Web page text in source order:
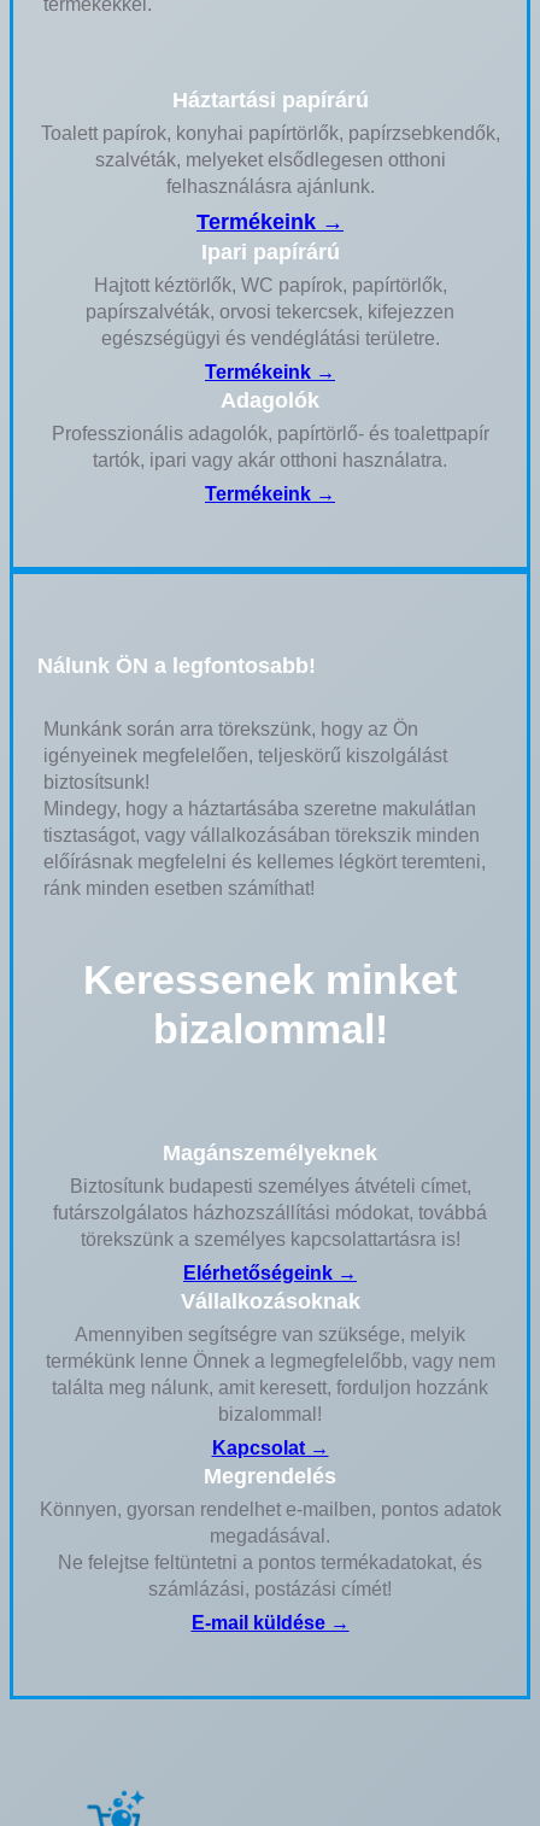
Háztartási papírárú
Toalett papírok, konyhai papírtörlők, papírzsebkendők,
szalvéták, melyeket elsődlegesen otthoni
felhasználásra ajánlunk.
Termékeink →
Ipari papírárú
Hajtott kéztörlők, WC papírok, papírtörlők,
papírszalvéták, orvosi tekercsek, kifejezzen
egészségügyi és vendéglátási területre.
Termékeink →
Adagolók
Professzionális adagolók, papírtörlő- és toalettpapír
tartók, ipari vagy akár otthoni használatra.
Termékeink →
Nálunk ÖN a legfontosabb!
Munkánk során arra törekszünk, hogy az Ön
igényeinek megfelelően, teljeskörű kiszolgálást
biztosítsunk!
Mindegy, hogy a háztartásába szeretne makulátlan
tisztaságot, vagy vállalkozásában törekszik minden
előírásnak megfelelni és kellemes légkört teremteni,
ránk minden esetben számíthat!
Keressenek minket
bizalommal!
Magánszemélyeknek
Biztosítunk budapesti személyes átvételi címet,
futárszolgálatos házhozszállítási módokat, továbbá
törekszünk a személyes kapcsolattartásra is!
Elérhetőségeink →
Vállalkozásoknak
Amennyiben segítségre van szüksége, melyik
termékünk lenne Önnek a legmegfelelőbb, vagy nem
találta meg nálunk, amit keresett, forduljon hozzánk
bizalommal!
Kapcsolat →
Megrendelés
Könnyen, gyorsan rendelhet e-mailben, pontos adatok
megadásával.
Ne felejtse feltüntetni a pontos termékadatokat, és
számlázási, postázási címét!
E-mail küldése →